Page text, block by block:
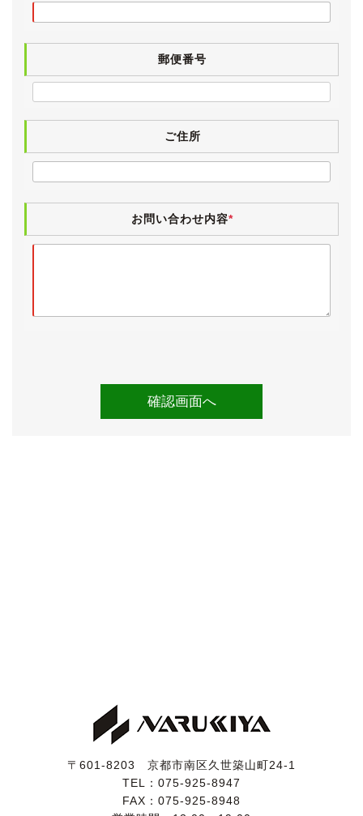
電格ミラー・パワーウィンドウ・エアコン・キーレス・
CD・パワーシートは動作確認済みです。
【各機関】
試乗しましたところ、エンジンやオートマに特に気にな
エアコンも問題なく効いています。
また、過去のディーラー記録簿が４枚残されており、直
近のものは2023年のものになります。
郵便番号
ご住所
お問い合わせ内容*
〒601-8203 京都市南区久世築山町24-1
TEL： 075-925-8947
FAX：075-925-8948